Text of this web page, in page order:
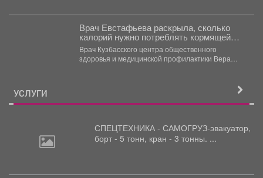
Врач Евстафьева раскрыла, сколько
калорий нужно потреблять кормящей
маме
Врач Кузбасского центра общественного
здоровья и медицинской профилактики Вера
УСЛУГИ
СПЕЦТЕХНИКА - САМОГРУЗ-эвакуатор,
борт - 5 тонн, кран - 3 тонны. ...